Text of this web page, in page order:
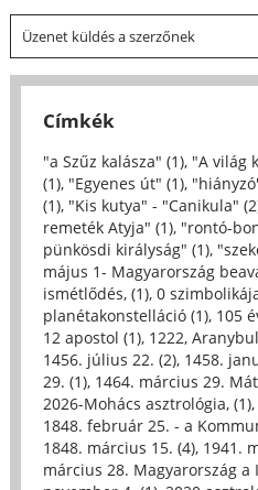
Üzenet küldés a szerzőnek
Címkék
"a Szűz kalásza" (1), "A világ
(1), "Egyenes út" (1),
(1), "Kis kutya" - "Canikula"
remeték Atyja" (1), "rontó-
pünkösdi királyság" (1),
május 1- Magyarország
ismétlődés, (1), 0
planétakonstelláció (1), 105
12 apostol (1), 1222,
1456. július 22. (2), 1458.
29. (1), 1464. március 29.
2026-Mohács asztrológia, (1),
1848. február 25. - a
1848. március 15. (4), 1941.
március 28. Magyarország a